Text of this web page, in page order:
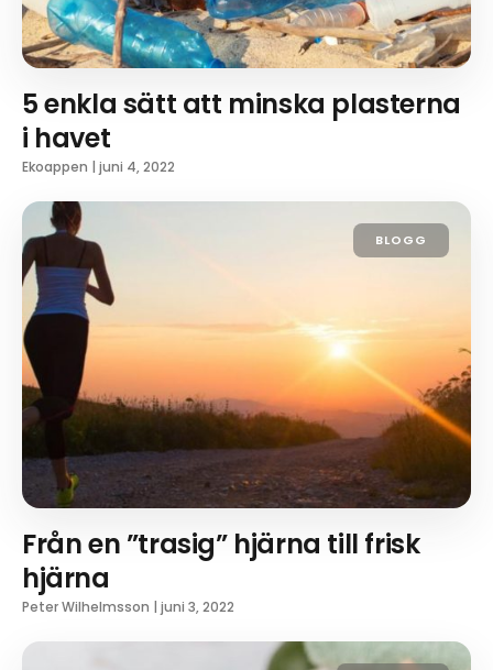
5 enkla sätt att minska plasterna
i havet
Ekoappen | juni 4, 2022
BLOGG
Från en ”trasig” hjärna till frisk
hjärna
Peter Wilhelmsson | juni 3, 2022